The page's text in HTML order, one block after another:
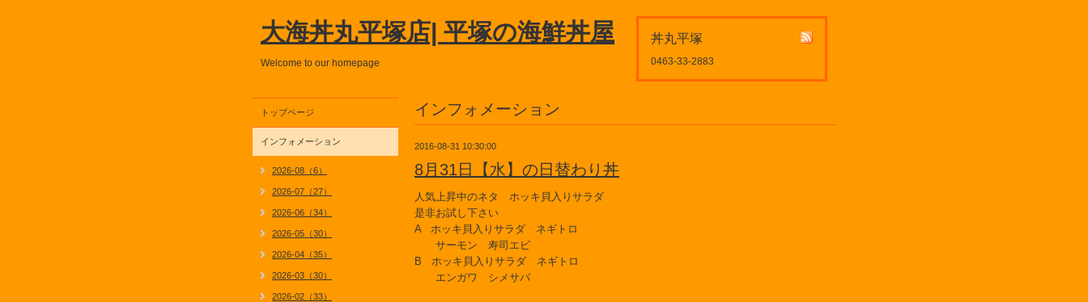
丼丸平塚
0463-33-2883
大海丼丸平塚店| 平塚の海鮮丼屋
Welcome to our homepage
インフォメーション
2016-08-31 10:30:00
8月31日【水】の日替わり丼
人気上昇中のネタ ホッキ貝入りサラダ
是非お試し下さい
A ホッキ貝入りサラダ ネギトロ
サーモン 寿司エビ
B ホッキ貝入りサラダ ネギトロ
エンガワ シメサバ
トップページ
インフォメーション
2026-08（6）
2026-07（27）
2026-06（34）
2026-05（30）
2026-04（35）
2026-03（30）
2026-02（33）